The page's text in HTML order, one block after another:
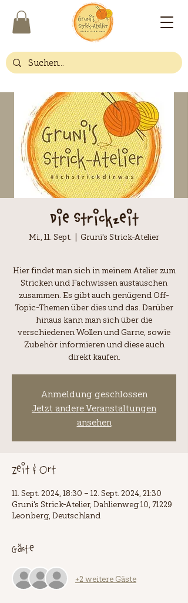
Die Strickzeit
Mi., 11. Sept.
  |
Gruni's Strick-Atelier
Hier findet man sich in meinem Atelier zum
Stricken und Fachwissen austauschen
zusammen. Es gibt auch genügend Off-
Topic-Themen über dies und das. Darüber
hinaus kann man sich über die
verschiedenen Wollen und Garne, sowie
Zubehör informieren und diese auch
Anmeldung geschlossen
Jetzt andere Veranstaltungen
ansehen
Zeit & Ort
11. Sept. 2024, 18:30 – 12. Sept. 2024, 21:30
Gruni's Strick-Atelier, Dahlienweg 10, 71229
Leonberg, Deutschland
Gäste
+2 weitere Gäste